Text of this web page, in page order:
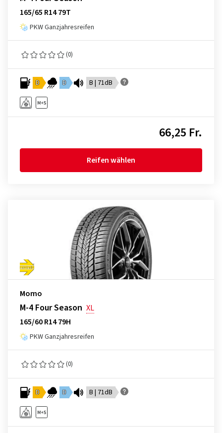
165/65 R14 79T
PKW Ganzjahresreifen
(0)
D D B | 71dB
66,25 Fr.
Reifen wählen
Momo
M-4 Four Season XL
165/60 R14 79H
PKW Ganzjahresreifen
(0)
D D B | 71dB